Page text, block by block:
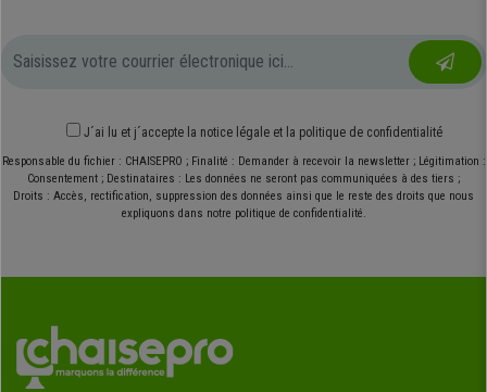
J´ai lu et j´accepte la notice légale et la politique de confidentialité
Responsable du fichier : CHAISEPRO ; Finalité : Demander à recevoir la newsletter ; Légitimation :
Consentement ; Destinataires : Les données ne seront pas communiquées à des tiers ;
Droits : Accès, rectification, suppression des données ainsi que le reste des droits que nous
expliquons dans notre politique de confidentialité.